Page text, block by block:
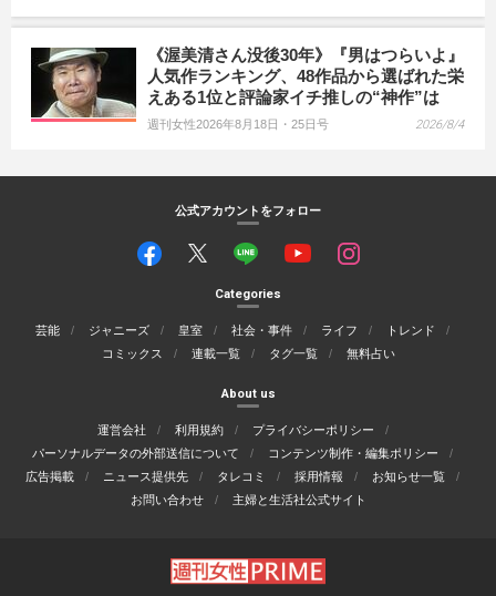
《渥美清さん没後30年》『男はつらいよ』
人気作ランキング、48作品から選ばれた栄
えある1位と評論家イチ推しの“神作”は
週刊女性2026年8月18日・25日号 2026/8/4
公式アカウントをフォロー
Categories
芸能 ジャニーズ 皇室 社会・事件 ライフ
トレンド
コミックス
連載一覧 タグ一覧 無料占い
About us
運営会社 利用規約
プライバシーポリシー
パーソナルデータの外部送信について
コンテンツ制作・編集ポリシー
広告掲載
ニュース提供先 タレコミ 採用情報
お知らせ一覧
お問い合わせ
主婦と生活社公式サイト